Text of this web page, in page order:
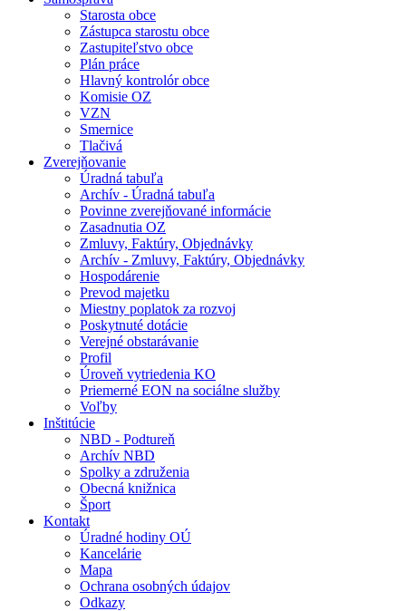
Starosta obce
Zástupca starostu obce
Zastupiteľstvo obce
Plán práce
Hlavný kontrolór obce
Komisie OZ
VZN
Smernice
Tlačivá
Zverejňovanie
Úradná tabuľa
Archív - Úradná tabuľa
Povinne zverejňované informácie
Zasadnutia OZ
Zmluvy, Faktúry, Objednávky
Archív - Zmluvy, Faktúry, Objednávky
Hospodárenie
Prevod majetku
Miestny poplatok za rozvoj
Poskytnuté dotácie
Verejné obstarávanie
Profil
Úroveň vytriedenia KO
Priemerné EON na sociálne služby
Voľby
Inštitúcie
NBD - Podtureň
Archív NBD
Spolky a združenia
Obecná knižnica
Šport
Kontakt
Úradné hodiny OÚ
Kancelárie
Mapa
Ochrana osobných údajov
Odkazy